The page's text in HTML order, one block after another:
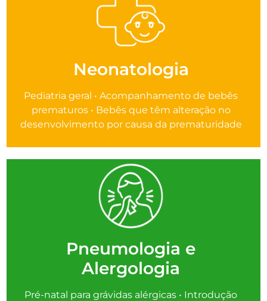
Neonatologia
Pediatria geral • Acompanhamento de bebês
prematuros • Bebês que têm alteração no
desenvolvimento por causa da prematuridade
Pneumologia e
Alergologia
Pré-natal para grávidas alérgicas • Introdução